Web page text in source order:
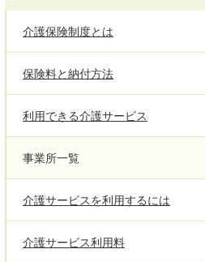
介護保険制度とは
保険料と納付方法
利用できる介護サービス
事業所一覧
介護サービスを利用するには
介護サービス利用料